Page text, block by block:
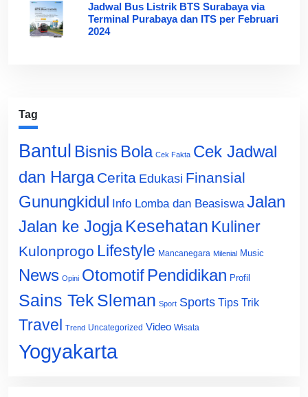
Jadwal Bus Listrik BTS Surabaya via
Terminal Purabaya dan ITS per Februari
2024
Tag
Bantul Bisnis Bola Cek Fakta Cek Jadwal
dan Harga Cerita Edukasi Finansial
Gunungkidul Info Lomba dan Beasiswa Jalan
Jalan ke Jogja Kesehatan Kuliner
Kulonprogo Lifestyle Mancanegara Milenial Music
News Opini Otomotif Pendidikan Profil
Sains Tek Sleman Sport Sports Tips Trik
Travel Trend Uncategorized Video Wisata
Yogyakarta